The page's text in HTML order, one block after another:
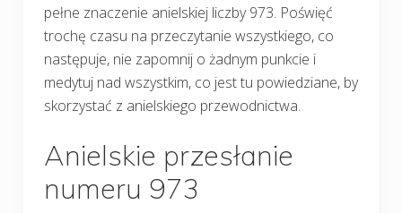
pełne znaczenie anielskiej liczby 973. Poświęć
trochę czasu na przeczytanie wszystkiego, co
następuje, nie zapomnij o żadnym punkcie i
medytuj nad wszystkim, co jest tu powiedziane, by
skorzystać z anielskiego przewodnictwa.
Anielskie przesłanie
numeru 973